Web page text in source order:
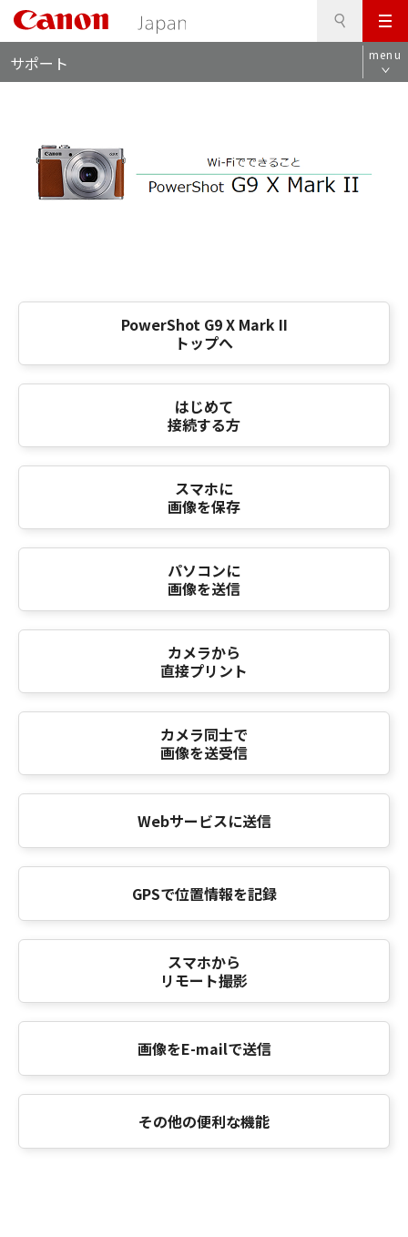
メ
ニ
ュ
サポート menu
PowerShot G9 X Mark II
トップへ
はじめて
接続する方
スマホに
画像を保存
パソコンに
画像を送信
カメラから
直接プリント
カメラ同士で
画像を送受信
Webサービスに送信
GPSで位置情報を記録
スマホから
リモート撮影
画像をE-mailで送信
その他の便利な機能